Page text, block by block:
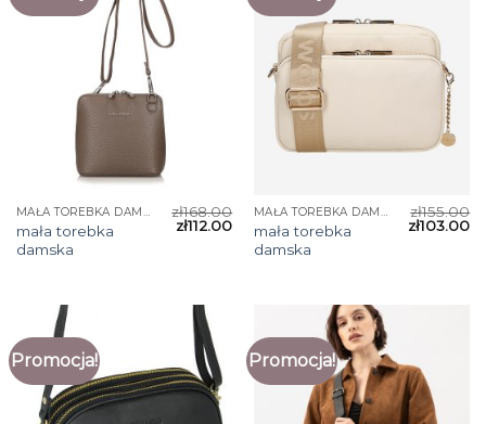
MAŁA TOREBKA DAMSKA
mała torebka
damska
zł168.00
zł112.00
MAŁA TOREBKA DAMSKA
mała torebka
damska
zł155.00
zł103.00
Promocja! Promocja!